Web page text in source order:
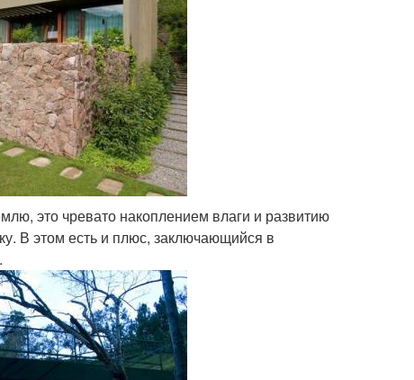
это чревато накоплением влаги и развитию
В этом есть и плюс, заключающийся в